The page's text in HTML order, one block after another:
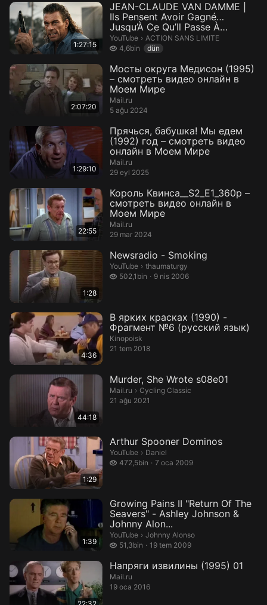
1:27:15
JEAN-CLAUDE VAN DAMME |
Ils Pensent Avoir Gagné…
Jusqu’À Ce Qu’Il Passe À
L’Attaque |...
YouTube › ACTION SANS LIMITE.
ACTION SANS LIMITE
4,6bin
4,6 bin izleme
dün
2:07:20
Мосты округа Медисон (1995)
– смотреть видео онлайн в
Моем Мире
Mail.ru
5 ağu 2024
1:29:10
Прячься, бабушка! Мы едем
(1992) год – смотреть видео
онлайн в Моем Мире
Mail.ru
29 eyl 2025
22:55
Король Квинса__S2_E1_360p –
смотреть видео онлайн в
Моем Мире
Mail.ru
29 mar 2024
1:28
Newsradio - Smoking
YouTube › thaumaturgy.
thaumaturgy
502,1bin
502,1 bin izleme9 nis 2006
4:36
В ярких красках (1990) -
Фрагмент №6 (русский язык)
Kinopoisk
21 tem 2018
44:18
Murder, She Wrote s08e01
Mail.ru › Cycling Classic.
Cycling Classic
21 ağu 2021
1:29
Arthur Spooner Dominos
YouTube › Daniel.
Daniel
472,5bin
472,5 bin izleme7 oca 2009
1:39
Growing Pains II "Return Of The
Seavers" - Ashley Johnson &
Johnny Alon...
YouTube › Johnny Alonso.
Johnny Alonso
51,3bin
51,3 bin izleme19 tem 2009
Напряги извилины (1995) 01
Mail.ru
19 oca 2016